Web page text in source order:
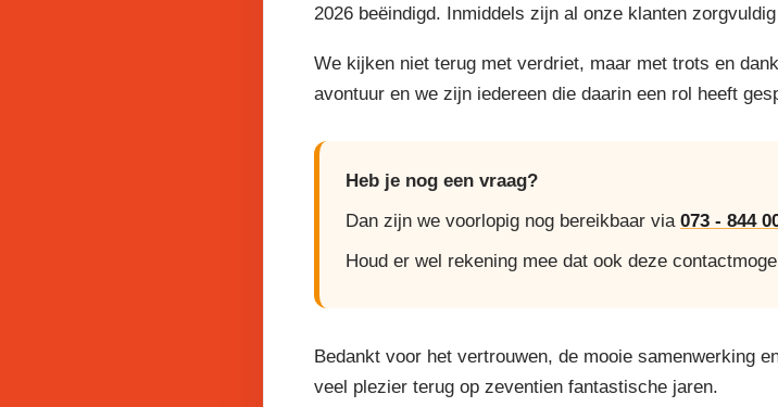
2026 beëindigd. Inmiddels zijn al onze klanten
We kijken niet terug met verdriet, maar met trots en
avontuur en we zijn iedereen die daarin een rol heeft
Heb je nog een vraag?
Dan zijn we voorlopig nog bereikbaar via 073 - 844
Houd er wel rekening mee dat ook deze
Bedankt voor het vertrouwen, de mooie samenwerking
veel plezier terug op zeventien fantastische jaren.